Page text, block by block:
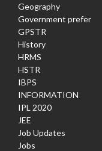
Geography
Government prefer
GPSTR
History
HRMS
HSTR
IBPS
INFORMATION
IPL 2020
JEE
Job Updates
Jobs